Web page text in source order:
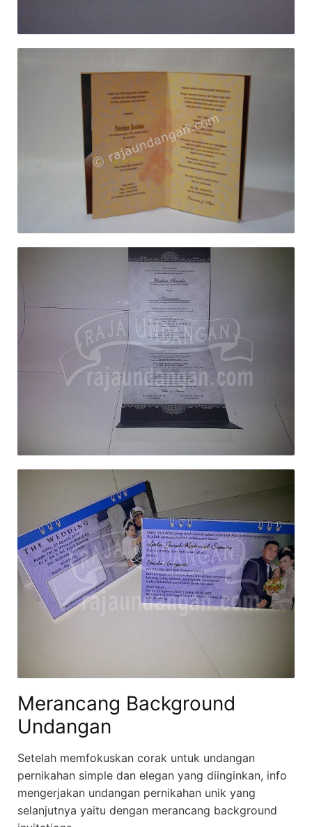
Merancang Background
Undangan
Setelah memfokuskan corak untuk undangan
pernikahan simple dan elegan yang diinginkan, info
mengerjakan undangan pernikahan unik yang
selanjutnya yaitu dengan merancang background